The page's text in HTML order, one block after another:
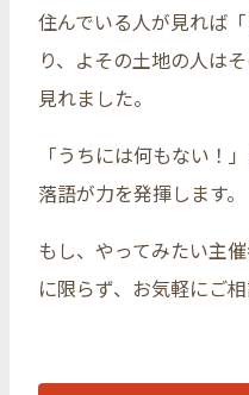
住んでいる人が見れば
り、よその土地の人は
見れました。
「うちには何もない！
落語が力を発揮します。
もし、やってみたい主
に限らず、お気軽にご相